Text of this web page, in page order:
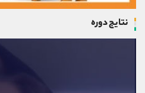
نتایج دوره